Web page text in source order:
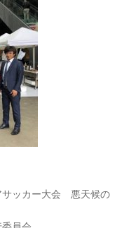
ッカー大会 悪天候の